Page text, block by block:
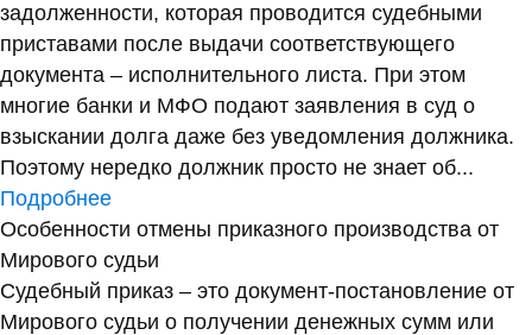
задолженности, которая проводится судебными
приставами после выдачи соответствующего
документа – исполнительного листа. При этом
многие банки и МФО подают заявления в суд о
взыскании долга даже без уведомления должника.
Поэтому нередко должник просто не знает об...
Подробнее
Особенности отмены приказного производства от
Мирового судьи
Судебный приказ – это документ-постановление от
Мирового судьи о получении денежных сумм или